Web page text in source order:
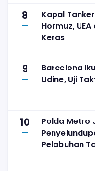
8
Kapal
Hormuz,
Keras
9
Barcelona
Udine, Uji
10
Polda Metro
Pelabuhan